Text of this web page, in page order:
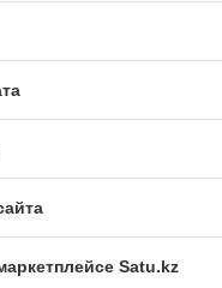
Satu.kz